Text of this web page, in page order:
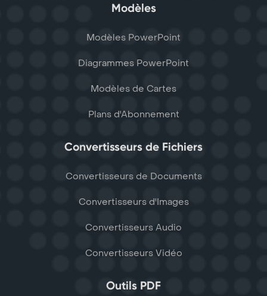
Modèles
Modèles PowerPoint
Diagrammes PowerPoint
Modèles de Cartes
Plans d'Abonnement
Convertisseurs de Fichiers
Convertisseurs de Documents
Convertisseurs d'Images
Convertisseurs Audio
Convertisseurs Vidéo
Outils PDF